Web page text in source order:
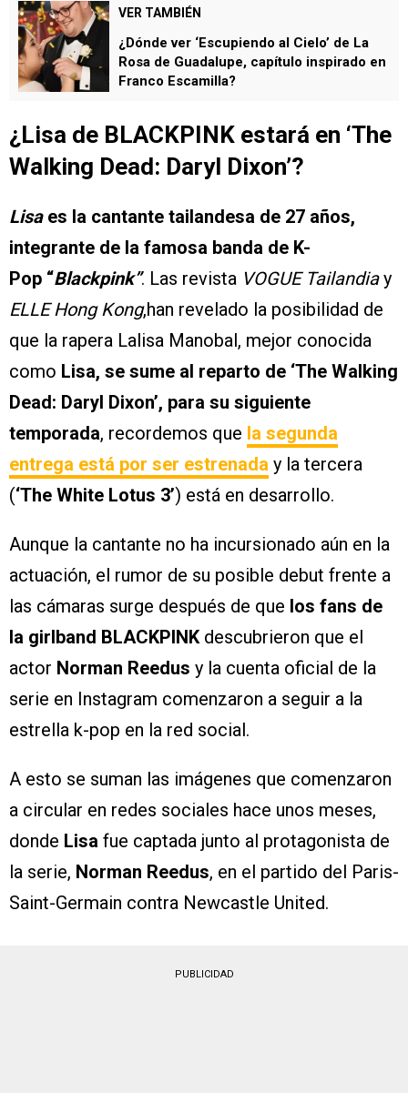
VER TAMBIÉN
¿Dónde ver ‘Escupiendo al Cielo’ de La
Rosa de Guadalupe, capítulo inspirado en
Franco Escamilla?
¿Lisa de BLACKPINK estará en ‘The
Walking Dead: Daryl Dixon’?
Lisaes la cantante tailandesa de 27 años,
integrante de la famosa banda de K-
Pop “Blackpink”. Las revista VOGUE Tailandiay
ELLE Hong Kong,han revelado la posibilidad de
que la rapera Lalisa Manobal​​, mejor conocida
como Lisa, se sume al reparto de ‘The Walking
Dead: Daryl Dixon’, para su siguiente
temporada, recordemos que la segunda
entrega está por ser estrenada y la tercera
(‘The White Lotus 3’) está en desarrollo.
Aunque la cantante no ha incursionado aún en la
actuación, el rumor de su posible debut frente a
las cámaras surge después de que los fans de
la girlband BLACKPINKdescubrieron que el
actor Norman Reedus y la cuenta oficial de la
serie en Instagram comenzaron a seguir a la
estrella k-pop en la red social.
A esto se suman las imágenes que comenzaron
a circular en redes sociales hace unos meses,
donde Lisa fue captada junto al protagonista de
la serie, Norman Reedus, en el partido del Paris-
Saint-Germain contra Newcastle United.
PUBLICIDAD